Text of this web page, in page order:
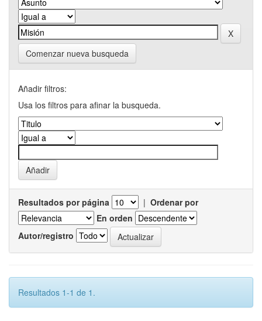
Comenzar nueva busqueda
Añadir filtros:
Usa los filtros para afinar la busqueda.
Resultados por página | Ordenar por
En orden
Autor/registro
Resultados 1-1 de 1.